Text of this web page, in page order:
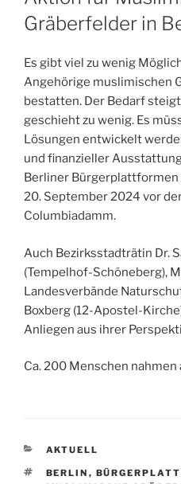
Gräberfelder in
Es gibt viel zu wenig
Angehörige muslimischen
bestatten. Der Bedarf steigt
geschieht zu wenig. Es
Lösungen entwickelt
und finanzieller
Berliner Bürgerplattformen
20. September 2024 vor
Columbiadamm.
Auch Bezirksstadträtin Dr.
(Tempelhof-Schöneberg),
Landesverbände
Boxberg (12-Apostel-
Anliegen aus ihrer
Ca. 200 Menschen
KATEGORIEN
AKTUELL
SCHLAGWÖRTER
BERLIN ,